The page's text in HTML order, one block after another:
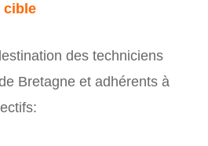
cible
des techniciens
Bretagne et adhérents à